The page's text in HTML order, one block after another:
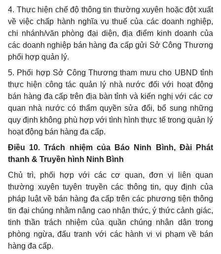
4. Thực hiện chế độ thông tin thường xuyên hoặc đột xuất
về việc chấp hành nghĩa vụ thuế của các doanh nghiệp,
chi nhánh/văn phòng đại diện, địa điểm kinh doanh của
các doanh nghiệp bán hàng đa cấp gửi Sở Công Thương
phối hợp quản lý.
5. Phối hợpSở Công Thương tham mưu cho UBND tỉnh
thực hiện công tác quản lý nhà nước đối với hoạt động
bán hàng đa cấp trên địa bàn tỉnh và kiến nghị với các cơ
quan nhà nước có thẩm quyền sửa đổi, bổ sung những
quy định không phù hợp với tình hình thực tế trong quản lý
hoạt động bán hàng đa cấp.
Điều 10. Trách nhiệm của Báo Ninh Bình, Đài Phát
thanh & Truyền hình Ninh Bình
Chủ trì, phối hợp với các cơ quan, đơn vị liên quan
thường xuyên tuyên truyền các thông tin, quy định của
pháp luật về bán hàng đa cấp trên các phương tiện thông
tin đại chúng nhằm nâng cao nhận thức, ý thức cảnh giác,
tinh thần trách nhiệm của quần chúng nhân dân trong
phòng ngừa, đấu tranh với các hành vi vi phạm về bán
hàng đa cấp.